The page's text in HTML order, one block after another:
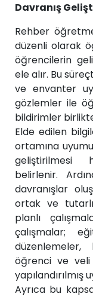
Davranış
Rehber
düzenli olarak
öğrencilerin
ele alır. Bu
ve envanter
gözlemler ile
bildirimler
Elde edilen
ortamına
geliştirilmesi
belirlenir.
davranışlar
ortak ve
planlı
çalışmalar;
öğrenci ve veli
Ayrıca bu